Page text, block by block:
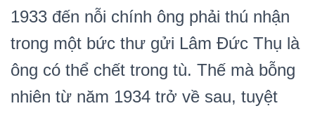
1933 đến nỗi chính ông phải thú nhận
trong một bức thư gửi Lâm Đức Thụ là
ông có thể chết trong tù. Thế mà bỗng
nhiên từ năm 1934 trở về sau, tuyệt